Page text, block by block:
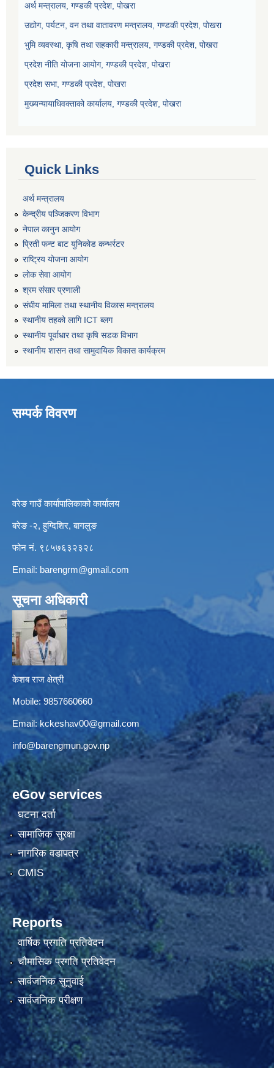
अर्थ मन्त्रालय, गण्डकी प्रदेश, पोखरा
उद्योग, पर्यटन, वन तथा वातावरण मन्त्रालय, गण्डकी प्रदेश, पोखरा
भुमि व्यवस्था, कृषि तथा सहकारी मन्त्रालय, गण्डकी प्रदेश, पोखरा
प्रदेश नीति योजना आयोग, गण्डकी प्रदेश, पोखरा
प्रदेश सभा, गण्डकी प्रदेश, पोखरा
मुख्यन्यायाधिवक्ताको कार्यालय, गण्डकी प्रदेश, पोखरा
Quick Links
अर्थ मन्त्रालय
केन्द्रीय पञ्जिकरण विभाग
नेपाल कानुन आयोग
प्रिती फन्ट बाट युनिकोड कन्भर्रटर
राष्ट्रिय योजना आयोग
लोक सेवा आयोग
श्रम संसार प्रणाली
संघीय मामिला तथा स्थानीय विकास मन्त्रालय
स्थानीय तहको लागि ICT ब्लग
स्थानीय पूर्वाधार तथा कृषि सडक विभाग
स्थानीय शासन तथा सामुदायिक विकास कार्यक्रम
सम्पर्क विवरण
वरेङ गाउँ कार्यापालिकाको कार्यालय
बरेङ -२, हुग्दिशिर, बागलुङ
फोन नं. ९८५७६३२३२८
Email: barengrm@gmail.com
सूचना अधिकारी
केशब राज क्षेत्री
Mobile: 9857660660
Email: kckeshav00@gmail.com
info@barengmun.gov.np
eGov services
घटना दर्ता
सामाजिक सुरक्षा
नागरिक वडापत्र
CMIS
Reports
वार्षिक प्रगति प्रतिवेदन
चौमासिक प्रगति प्रतिवेदन
सार्वजनिक सुनुवाई
सार्वजनिक परीक्षण